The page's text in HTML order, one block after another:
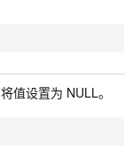
值设置为 NULL。